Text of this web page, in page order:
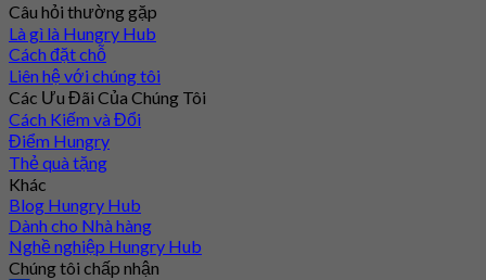
Câu hỏi thường gặp
Là gì là Hungry Hub
Cách đặt chỗ
Liên hệ với chúng tôi
Các Ưu Đãi Của Chúng Tôi
Cách Kiếm và Đổi
Điểm Hungry
Thẻ quà tặng
Khác
Blog Hungry Hub
Dành cho Nhà hàng
Nghề nghiệp Hungry Hub
Chúng tôi chấp nhận